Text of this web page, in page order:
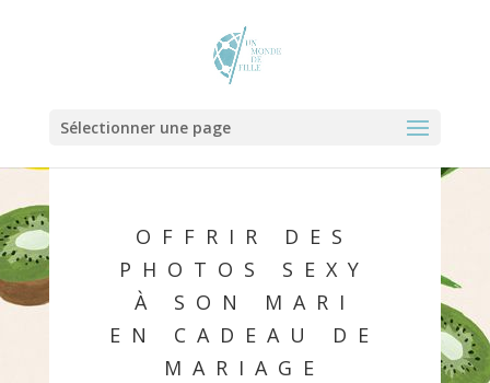
Sélectionner une page
OFFRIR DES
PHOTOS SEXY
À SON MARI
EN CADEAU DE
MARIAGE